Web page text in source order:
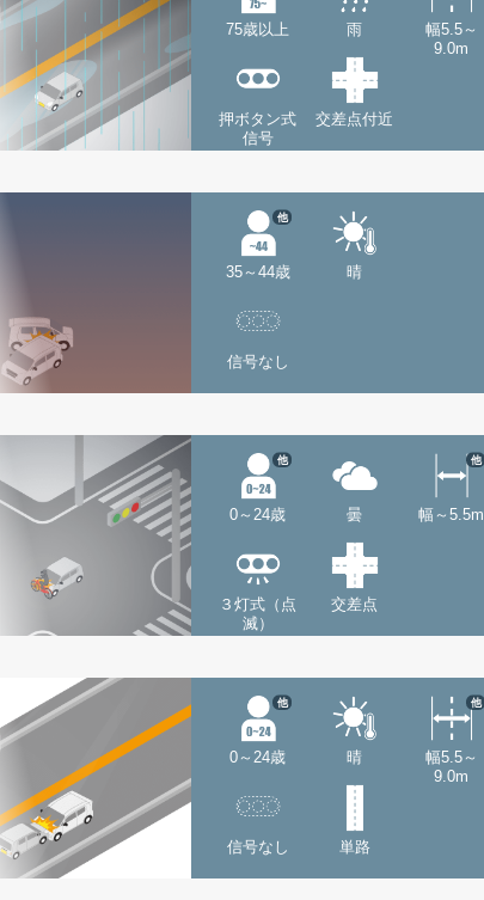
75歳以上 雨
幅5.5～
9.0m
押ボタン式
信号
交差点付近
35～44歳
他
晴
信号なし
0～24歳
他
曇 幅～5.5m
他
３灯式（点
滅）
交差点
0～24歳
他
晴
幅5.5～
9.0m
他
信号なし 単路